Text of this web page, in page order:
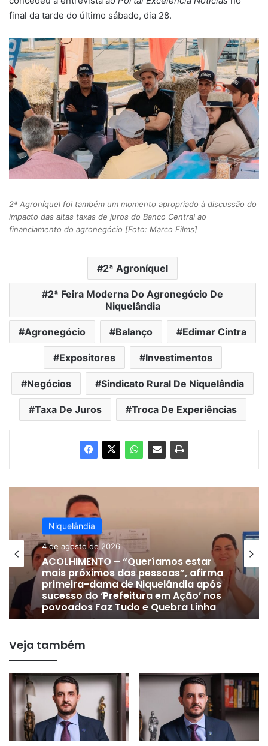
final da tarde do último sábado, dia 28.
2ª Agroníquel foi também um momento apropriado à discussão do
impacto das altas taxas de juros do Banco Central ao
financiamento do agronegócio [Foto: Marco Films]
2ª Agroníquel
2ª Feira Moderna Do Agronegócio De
Niquelândia
Agronegócio Balanço Edimar Cintra
Expositores Investimentos
Negócios Sindicato Rural De Niquelândia
Taxa De Juros Troca De Experiências
Niquelândia
24 de julho de 2026
DE OLHO EM 2028 | Vice-prefeito
Gervam Freitas oficializa apoio a
Lissauer Vieira após rompimento
com prefeito em Niquelândia
Veja também